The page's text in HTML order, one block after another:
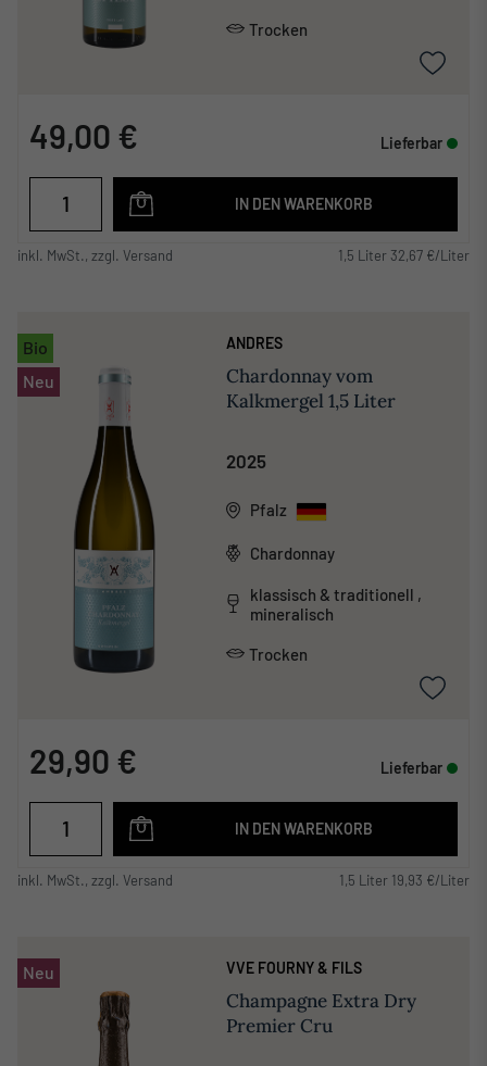
Trocken
49,00 € Lieferbar
IN DEN WARENKORB
inkl. MwSt., zzgl. Versand 1,5 Liter 32,67 €/Liter
Bio
Neu
ANDRES
Chardonnay vom
Kalkmergel 1,5 Liter
2025
Pfalz
Chardonnay
klassisch & traditionell ,
mineralisch
Trocken
29,90 € Lieferbar
IN DEN WARENKORB
inkl. MwSt., zzgl. Versand 1,5 Liter 19,93 €/Liter
Neu VVE FOURNY & FILS
Champagne Extra Dry
Premier Cru